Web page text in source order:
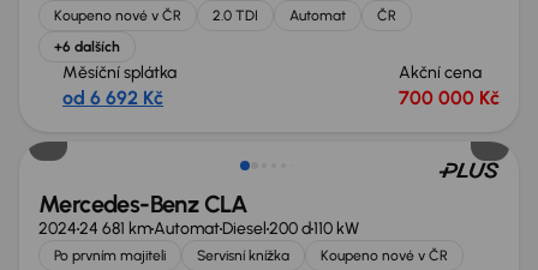
Koupeno nové v ČR 2.0 TDI Automat
ČR
+6 dalších
Měsíční splátka
od 6 692 Kč
Akční cena
700 000 Kč
Možnost odpočtu DPH
Mercedes-Benz CLA
202424 681 kmAutomatDiesel200 d110 kW
Po prvním majiteli Servisní knížka
Koupeno nové v ČR